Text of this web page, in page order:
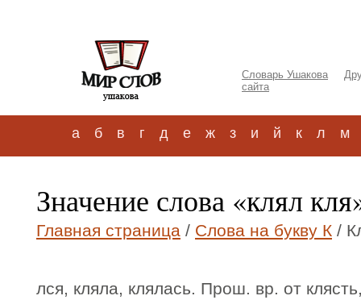
Словарь Ушакова
сайта
а б в г д е ж з и й к л м
Значение слова «клял
Главная страница / Слова на букву К /
лся, кляла, клялась. Прош. вр. от